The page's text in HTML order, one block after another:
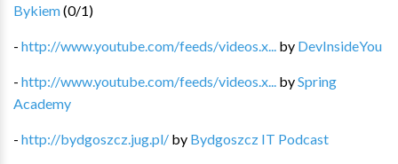
Bykiem(0/1)
- http://www.youtube.com/feeds/videos.x... by DevInsideYou
- http://www.youtube.com/feeds/videos.x... bySpring
Academy
- http://bydgoszcz.jug.pl/ by Bydgoszcz IT Podcast